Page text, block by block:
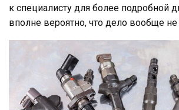
к специалисту для более подробной
вполне вероятно, что дело вообще